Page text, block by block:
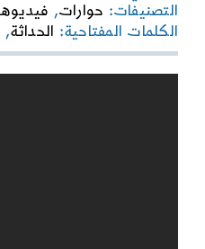
التصنيفات: حوارات,
الكلمات المفتاحية: الحداثة,